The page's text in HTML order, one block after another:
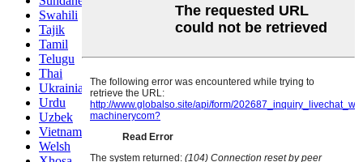
Swahili
Tajik
Tamil
Telugu
Thai
Ukrainian
Urdu
Uzbek
Vietnamese
Welsh